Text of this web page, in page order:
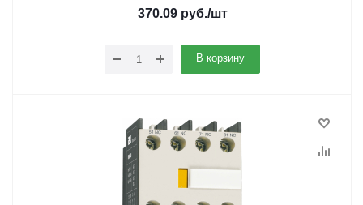
370.09руб./шт
В корзину